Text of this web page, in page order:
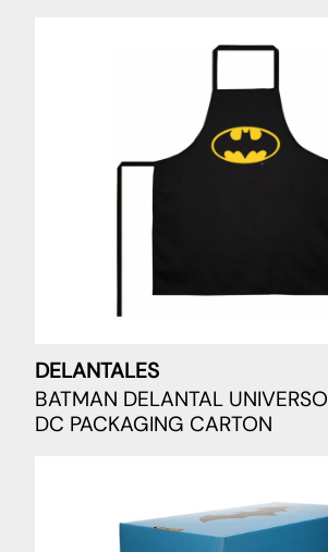
DELANTALES
BATMAN DELANTAL UNIVERSO
DC PACKAGING CARTON